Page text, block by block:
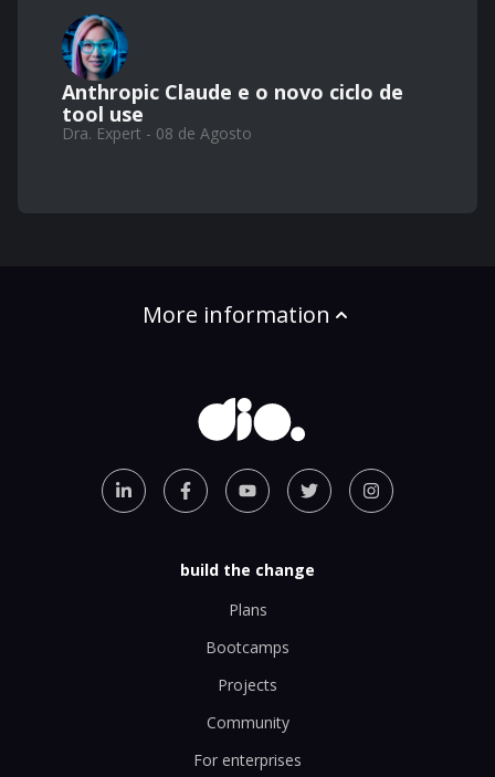
Anthropic Claude e o novo ciclo de
tool use
Dra. Expert - 08 de Agosto
More information
build the change
Plans
Bootcamps
Projects
Community
For enterprises